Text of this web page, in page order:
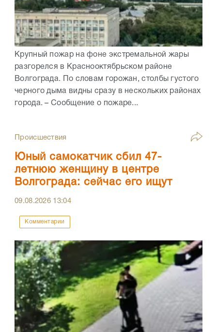
Крупный пожар на фоне экстремальной жары
разгорелся в Краснооктябрьском районе
Волгограда. По словам горожан, столбы густого
черного дыма видны сразу в нескольких районах
города. – Сообщение о пожаре...
Происшествия
Юный самокатчик сбил 47-
летнюю женщину в центре
Волгограда: сейчас его ищут
09.08.2026 13:04
Комментарии